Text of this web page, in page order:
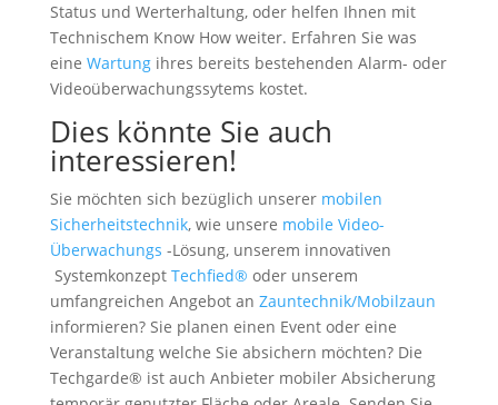
Status und Werterhaltung, oder helfen Ihnen mit
Technischem Know How weiter. Erfahren Sie was
eine Wartungihres bereits bestehenden Alarm- oder
Videoüberwachungssytems kostet.
Dies könnte Sie auch
interessieren!
Sie möchten sich bezüglich unserer mobilen
Sicherheitstechnik, wie unsere mobile Video-
Überwachungs -Lösung, unserem innovativen
Systemkonzept Techfied® oder unserem
umfangreichen Angebot an Zauntechnik/Mobilzaun
informieren? Sie planen einen Event oder eine
Veranstaltung welche Sie absichern möchten? Die
Techgarde® ist auch Anbieter mobiler Absicherung